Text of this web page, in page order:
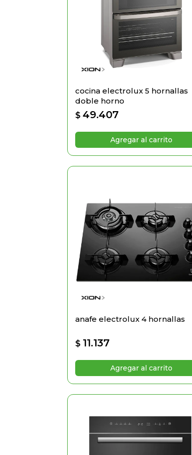
cocina electrolux 5 hornallas
doble horno
$ 49.407
anafe electrolux 4 hornallas
$ 11.137